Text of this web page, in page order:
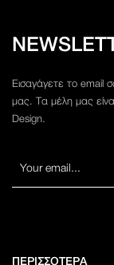
Εισαγάγετε το email
μας. Τα μέλη μας
Design.
ΠΕΡΙΣΣΟΤΕΡΑ